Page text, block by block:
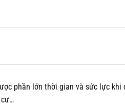
phần lớn thời gian và sức lực khi
cư…